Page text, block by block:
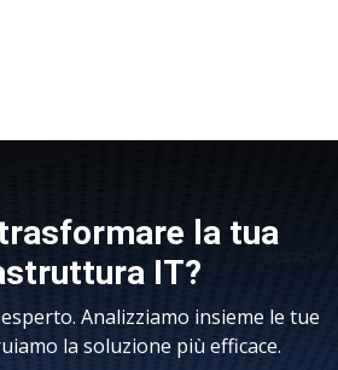
la tua
IT?
Analizziamo insieme le tue
la soluzione più efficace.